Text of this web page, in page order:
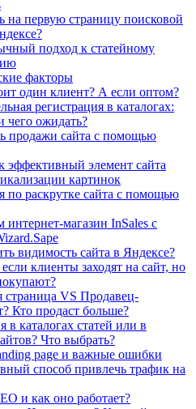
на первую страницу поисковой
подход к статейному
факторы
один клиент? А если оптом?
регистрация в каталогах:
чего ожидать?
продажи сайта с помощью
эффективный элемент сайта
картинок
по раскрутке сайта с помощью
интернет-магазин InSales с
видимость сайта в Яндексе?
клиенты заходят на сайт, но
VS Продавец-
Кто продаст больше?
в каталогах статей или в
Что выбрать?
page и важные ошибки
способ привлечь трафик на
и как оно работает?